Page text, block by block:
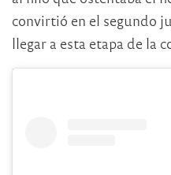
convirtió en el segundo
llegar a esta etapa de la